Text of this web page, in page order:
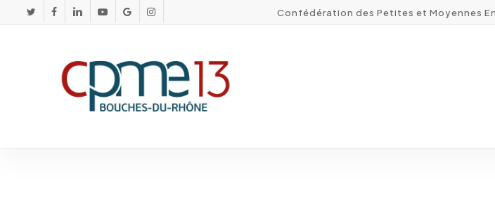
twitterfacebooklinkedinyoutubegoogle-
plus
instagram Confédération des Petites et Moyennes